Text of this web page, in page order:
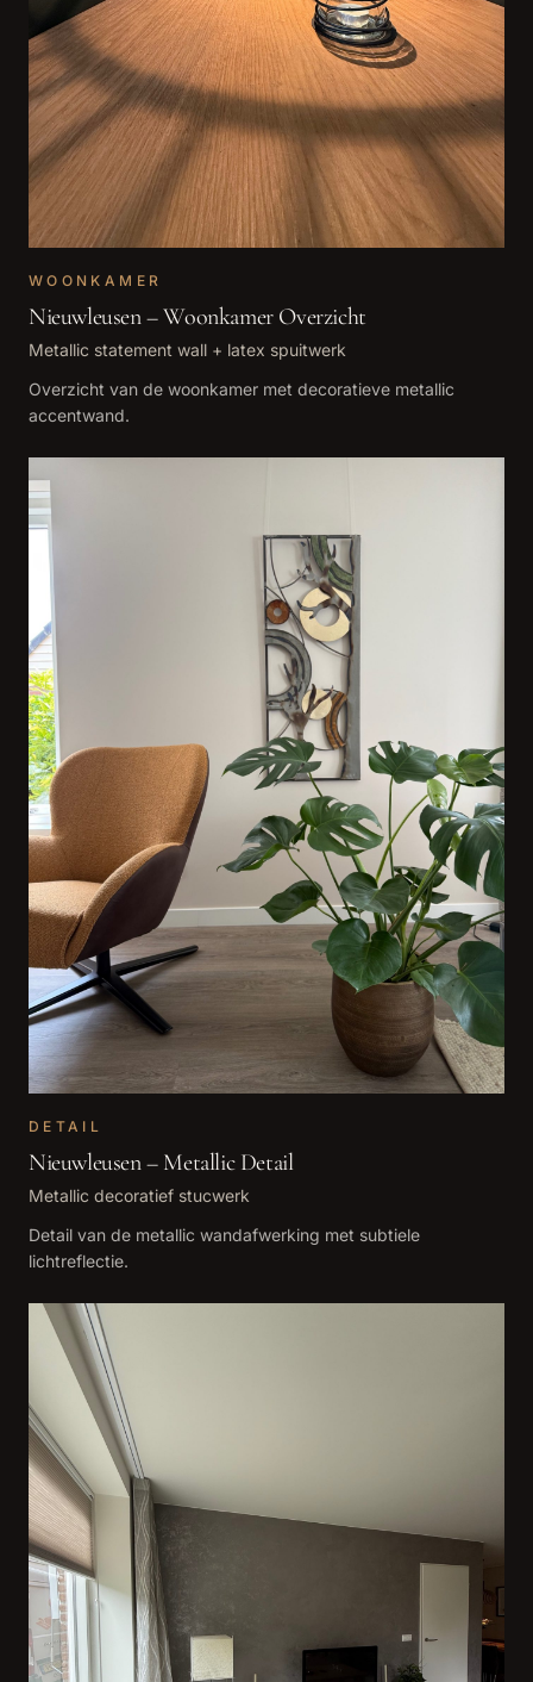
WOONKAMER
Nieuwleusen – Woonkamer Overzicht
Metallic statement wall + latex spuitwerk
Overzicht van de woonkamer met decoratieve metallic
accentwand.
DETAIL
Nieuwleusen – Metallic Detail
Metallic decoratief stucwerk
Detail van de metallic wandafwerking met subtiele
lichtreflectie.